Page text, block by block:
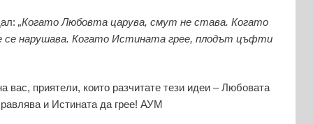
„Когато Любовта царува, смут не става. Когато
се нарушава. Когато Истината грее, плодът цъфти
вас, приятели, които разчитате тези идеи – Любовата
и Истината да грее! АУМ